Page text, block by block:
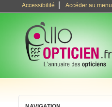
Accessibilité Accéder au menu